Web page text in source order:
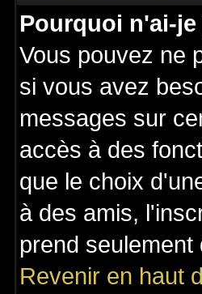
Pourquoi n'ai-
Vous pouvez ne
si vous avez
messages sur
accès à des
que le choix
à des amis,
prend
Revenir en haut